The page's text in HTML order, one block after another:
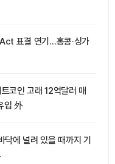
표결 연기…홍콩·싱가
코인 고래 12억달러 매
입 外
에 널려 있을 때까지 기